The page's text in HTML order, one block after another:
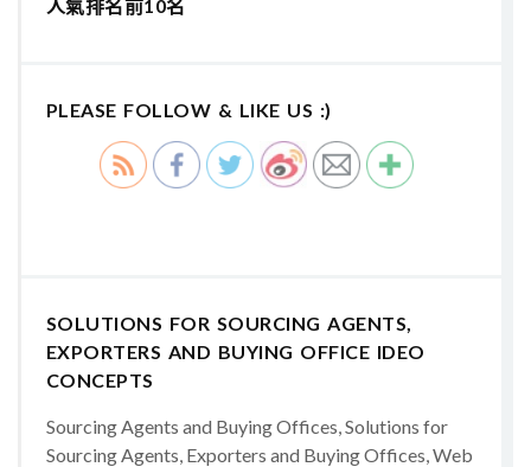
人氣排名前10名
PLEASE FOLLOW & LIKE US :)
SOLUTIONS FOR SOURCING AGENTS,
EXPORTERS AND BUYING OFFICE IDEO
CONCEPTS
Sourcing Agents and Buying Offices, Solutions for
Sourcing Agents, Exporters and Buying Offices, Web